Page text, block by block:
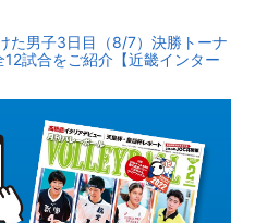
た男子3日目（8/7）決勝トーナ
12試合をご紹介【近畿インター